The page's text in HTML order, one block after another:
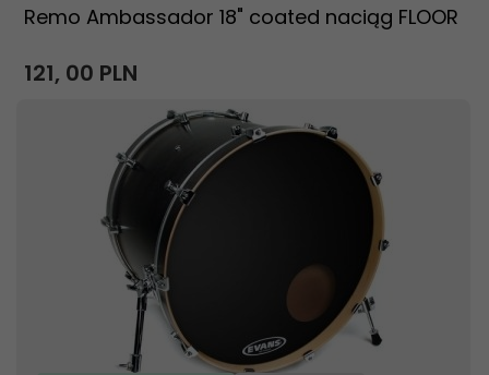
Remo Ambassador 18" coated naciąg FLOOR
121, 00 PLN